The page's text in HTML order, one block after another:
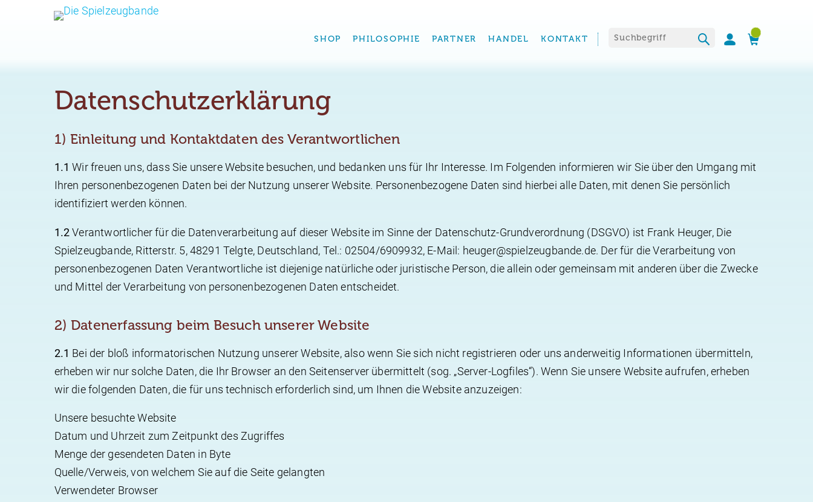
SHOP PHILOSOPHIE PARTNER HANDEL KONTAKT
Datenschutzerklärung
1) Einleitung und Kontaktdaten des Verantwortlichen
1.1 Wir freuen uns, dass Sie unsere Website besuchen, und bedanken uns für Ihr Interesse. Im Folgenden informieren wir Sie über den Umgang mit
Ihren personenbezogenen Daten bei der Nutzung unserer Website. Personenbezogene Daten sind hierbei alle Daten, mit denen Sie persönlich
identifiziert werden können.
1.2 Verantwortlicher für die Datenverarbeitung auf dieser Website im Sinne der Datenschutz-Grundverordnung (DSGVO) ist Frank Heuger, Die
Spielzeugbande, Ritterstr. 5, 48291 Telgte, Deutschland, Tel.: 02504/6909932, E-Mail: heuger@spielzeugbande.de. Der für die Verarbeitung von
personenbezogenen Daten Verantwortliche ist diejenige natürliche oder juristische Person, die allein oder gemeinsam mit anderen über die Zwecke
und Mittel der Verarbeitung von personenbezogenen Daten entscheidet.
2) Datenerfassung beim Besuch unserer Website
2.1 Bei der bloß informatorischen Nutzung unserer Website, also wenn Sie sich nicht registrieren oder uns anderweitig Informationen übermitteln,
erheben wir nur solche Daten, die Ihr Browser an den Seitenserver übermittelt (sog. „Server-Logfiles“). Wenn Sie unsere Website aufrufen, erheben
wir die folgenden Daten, die für uns technisch erforderlich sind, um Ihnen die Website anzuzeigen:
Unsere besuchte Website
Datum und Uhrzeit zum Zeitpunkt des Zugriffes
Menge der gesendeten Daten in Byte
Quelle/Verweis, von welchem Sie auf die Seite gelangten
Verwendeter Browser